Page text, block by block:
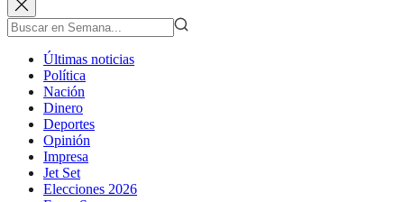
Últimas noticias
Política
Nación
Dinero
Deportes
Opinión
Impresa
Jet Set
Elecciones 2026